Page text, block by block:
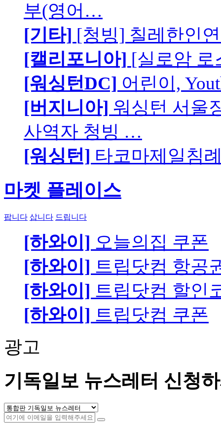
부(영어…
[기타] [청빙] 칠레한인
[캘리포니아] [실로암 로
[워싱턴DC] 어린이,
[버지니아] 워싱턴 서울
사역자 청빙 …
[워싱턴] 타코마제일침
마켓 플레이스
팝니다 삽니다 드립니다
[하와이] 오늘의집 쿠폰
[하와이] 트립닷컴 항공
[하와이] 트립닷컴 할인
[하와이] 트립닷컴 쿠폰
광고
기독일보 뉴스레터 신청